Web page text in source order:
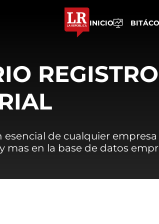
INICIO
esencial de cualquier
mas en la base de datos